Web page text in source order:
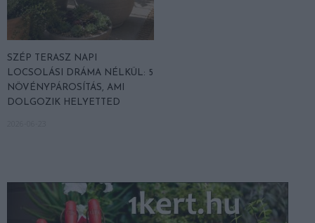
SZÉP TERASZ NAPI
LOCSOLÁSI DRÁMA NÉLKÜL: 5
NÖVÉNYPÁROSÍTÁS, AMI
DOLGOZIK HELYETTED